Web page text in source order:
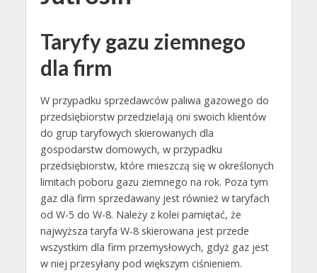
Taryfy gazu ziemnego
dla firm
W przypadku sprzedawców paliwa gazowego do
przedsiębiorstw przedzielają oni swoich klientów
do grup taryfowych skierowanych dla
gospodarstw domowych, w przypadku
przedsiębiorstw, które mieszczą się w określonych
limitach poboru gazu ziemnego na rok. Poza tym
gaz dla firm sprzedawany jest również w taryfach
od W-5 do W-8. Należy z kolei pamiętać, że
najwyższa taryfa W-8 skierowana jest przede
wszystkim dla firm przemysłowych, gdyż gaz jest
w niej przesyłany pod większym ciśnieniem.